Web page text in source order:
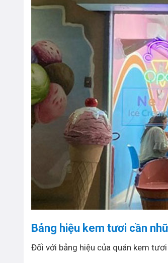
Bảng hiệu kem tươi cần
Đối với bảng hiệu của quán kem